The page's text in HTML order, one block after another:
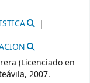
(Licenciado en
2007.